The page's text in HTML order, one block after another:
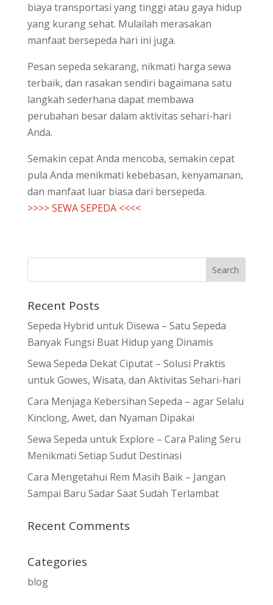
biaya transportasi yang tinggi atau gaya hidup
yang kurang sehat. Mulailah merasakan
manfaat bersepeda hari ini juga.
Pesan sepeda sekarang, nikmati harga sewa
terbaik, dan rasakan sendiri bagaimana satu
langkah sederhana dapat membawa
perubahan besar dalam aktivitas sehari-hari
Anda.
Semakin cepat Anda mencoba, semakin cepat
pula Anda menikmati kebebasan, kenyamanan,
dan manfaat luar biasa dari bersepeda.
>>>> SEWA SEPEDA <<<<
Recent Posts
Sepeda Hybrid untuk Disewa – Satu Sepeda
Banyak Fungsi Buat Hidup yang Dinamis
Sewa Sepeda Dekat Ciputat – Solusi Praktis
untuk Gowes, Wisata, dan Aktivitas Sehari-hari
Cara Menjaga Kebersihan Sepeda – agar Selalu
Kinclong, Awet, dan Nyaman Dipakai
Sewa Sepeda untuk Explore – Cara Paling Seru
Menikmati Setiap Sudut Destinasi
Cara Mengetahui Rem Masih Baik – Jangan
Sampai Baru Sadar Saat Sudah Terlambat
Recent Comments
Categories
blog